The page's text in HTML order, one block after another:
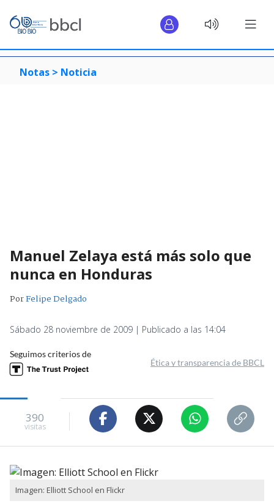
Notas > Noticia
Manuel Zelaya está más solo que
nunca en Honduras
PorFelipe Delgado
Sábado 28 noviembre de 2009 | Publicado a las 14:04
Seguimos criterios de
Ética y transparencia de BBCL
390
visitas
Imagen: Elliott School en Flickr